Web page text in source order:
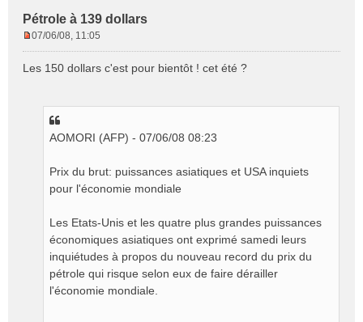
Pétrole à 139 dollars
s
07/06/08, 11:05
Les 150 dollars c'est pour bientôt ! cet été ?
AOMORI (AFP) - 07/06/08 08:23
Prix du brut: puissances asiatiques et USA inquiets
pour l'économie mondiale
Les Etats-Unis et les quatre plus grandes puissances
économiques asiatiques ont exprimé samedi leurs
inquiétudes à propos du nouveau record du prix du
pétrole qui risque selon eux de faire dérailler
l'économie mondiale.